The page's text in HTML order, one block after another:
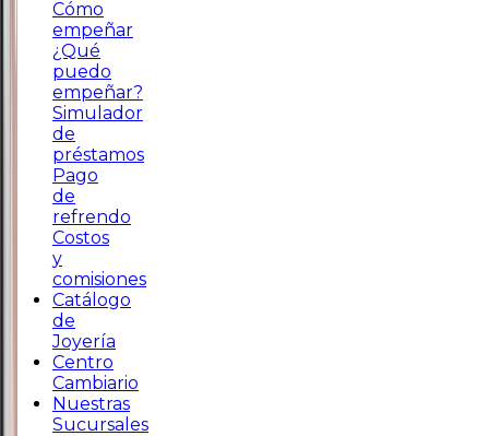
Cómo
empeñar
¿Qué
puedo
empeñar?
Simulador
de
préstamos
Pago
de
refrendo
Costos
y
comisiones
Catálogo
de
Joyería
Centro
Cambiario
Nuestras
Sucursales